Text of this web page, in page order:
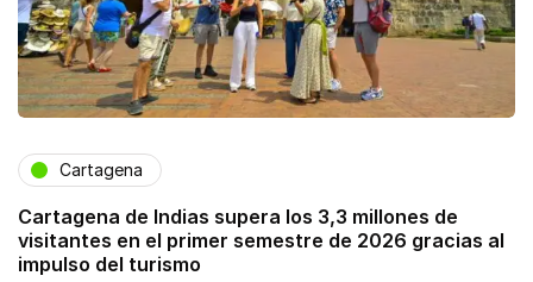
Cartagena
Cartagena de Indias supera los 3,3 millones de
visitantes en el primer semestre de 2026 gracias al
impulso del turismo